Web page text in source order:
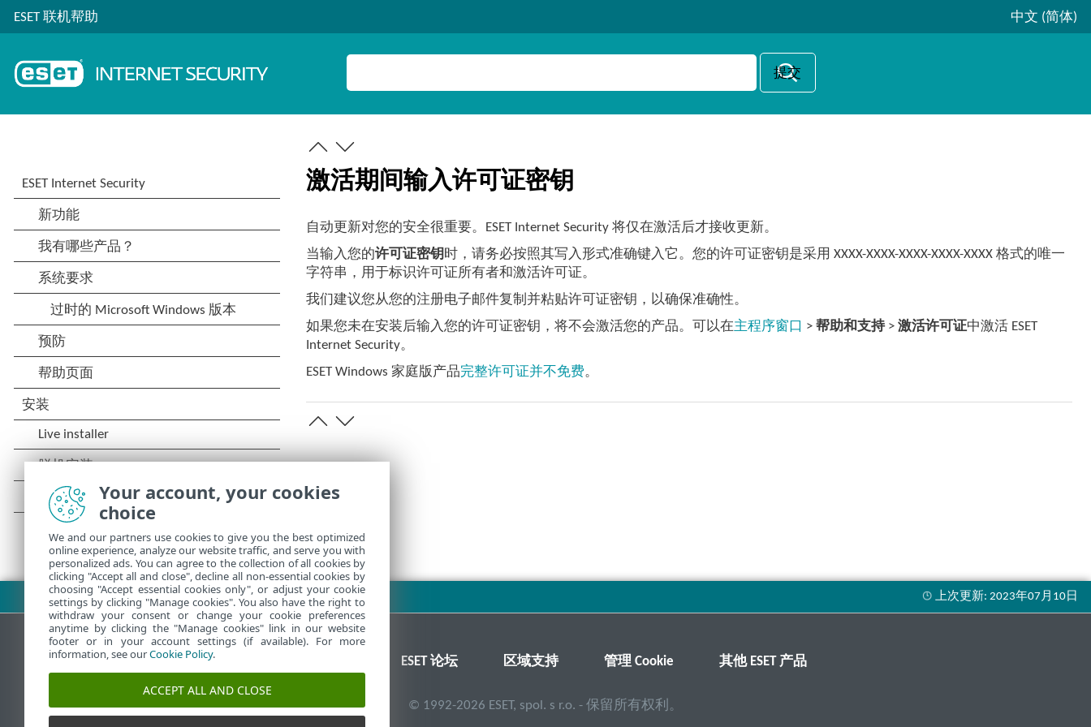
ESET 联机帮助 中文 (简体)
激活期间输入许可证密钥
自动更新对您的安全很重要。ESET Internet Security 将仅在激活后才接收更新。
当输入您的许可证密钥时，请务必按照其写入形式准确键入它。您的许可证密钥是采用 XXXX-XXXX-XXXX-XXXX-XXXX 格式的唯一
字符串，用于标识许可证所有者和激活许可证。
我们建议您从您的注册电子邮件复制并粘贴许可证密钥，以确保准确性。
如果您未在安装后输入您的许可证密钥，将不会激活您的产品。可以在主程序窗口 >帮助和支持>激活许可证中激活 ESET
Internet Security。
ESET Windows 家庭版产品完整许可证并不免费。
下载 PDF
ESET 论坛 区域支持 管理 Cookie 其他 ESET 产品
© 1992-2026 ESET, spol. s r.o. - 保留所有权利。
Your account, your cookies
choice
We and our partners use cookies to give you the best optimized
online experience, analyze our website traffic, and serve you with
personalized ads. You can agree to the collection of all cookies by
clicking "Accept all and close", decline all non-essential cookies by
choosing "Accept essential cookies only", or adjust your cookie
settings by clicking "Manage cookies". You also have the right to
withdraw your consent or change your cookie preferences
anytime by clicking the "Manage cookies" link in our website
footer or in your account settings (if available). For more
information, see ourCookie Policy.
ACCEPT ALL AND CLOSE